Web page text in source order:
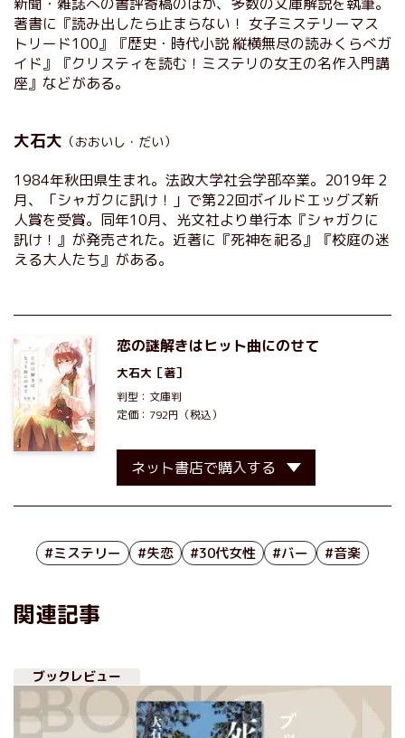
著書に『読み出したら止まらない！ 女子ミステリーマス
トリード100』『歴史・時代小説 縦横無尽の読みくらべガ
イド』『クリスティを読む！ミステリの女王の名作入門講
座』などがある。
大石大 （おおいし・だい）
1984年秋田県生まれ。法政大学社会学部卒業。2019年２
月、「シャガクに訊け！」で第22回ボイルドエッグズ新
人賞を受賞。同年10月、光文社より単行本『シャガクに
訊け！』が発売された。近著に『死神を祀る』『校庭の迷
える大人たち』がある。
恋の謎解きはヒット曲にのせて
大石大 ［著］
判型：文庫判
定価：792円（税込）
ネット書店で購入する
#ミステリー #失恋 #30代女性 #バー #音楽
関連記事
ブックレビュー